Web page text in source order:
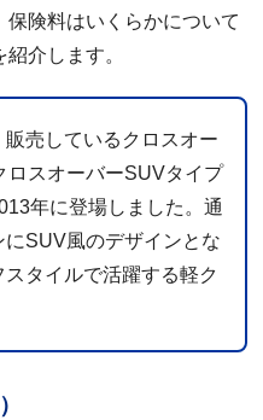
険料はいくらかについて
介します。
売しているクロスオー
ロスオーバーSUVタイプ
年に登場しました。通
SUV風のデザインとな
タイルで活躍する軽ク